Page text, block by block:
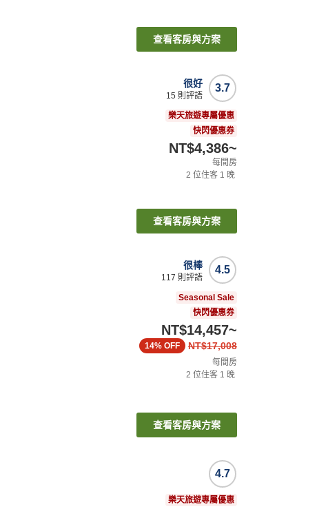
查看客房與方案
3.7
很好
15 則評語
樂天旅遊專屬優惠
快閃優惠券
NT$4,386~
每間房
2 位住客 1 晚
查看客房與方案
4.5
很棒
117 則評語
Seasonal Sale
快閃優惠券
NT$14,457~
NT$17,008
14% OFF
每間房
2 位住客 1 晚
查看客房與方案
4.7
樂天旅遊專屬優惠